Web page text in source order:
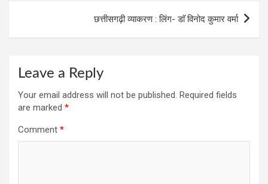
p
छत्तीसगढ़ी व्याकरण : लिंग- डाॅ विनोद कुमार वर्मा
Leave a Reply
Your email address will not be published. Required fields
are marked *
Comment *